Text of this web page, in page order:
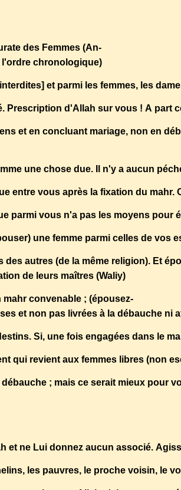
des Femmes (An-
l'ordre chronologique)
et parmi les femmes, les
Prescription d'Allah sur vous ! A part
et en concluant mariage, non en
une chose due. Il n'y a aucun
entre vous après la fixation du mahr.
parmi vous n'a pas les moyens
une femme parmi celles de
autres (de la même religion). Et
de leurs maîtres (Waliy)
mahr convenable ; (épousez-
et non pas livrées à la débauche ni
Si, une fois engagées dans le
qui revient aux femmes libres (non
; mais ce serait mieux pour
et ne Lui donnez aucun associé.
les pauvres, le proche voisin, le